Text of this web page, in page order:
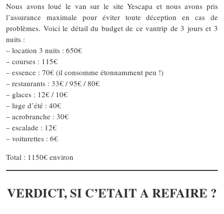
Nous avons loué le van sur le site Yescapa et nous avons pris
l’assurance maximale pour éviter toute déception en cas de
problèmes. Voici le détail du budget de ce vantrip de 3 jours et 3
nuits :
– location 3 nuits : 650€
– courses : 115€
– essence : 70€ (il consomme étonnamment peu !)
– restaurants : 33€ / 95€ / 80€
– glaces : 12€ / 10€
– luge d’été : 40€
– acrobranche : 30€
– escalade : 12€
– voiturettes : 6€
Total : 1150€ environ
VERDICT, SI C’ETAIT A REFAIRE ?